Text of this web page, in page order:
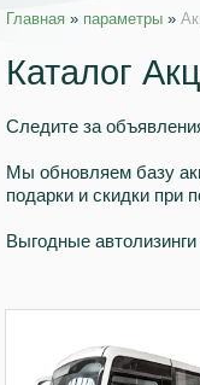
Главная » параметры »
Каталог
Следите за
Мы обновляем базу
подарки и скидки при
Выгодные